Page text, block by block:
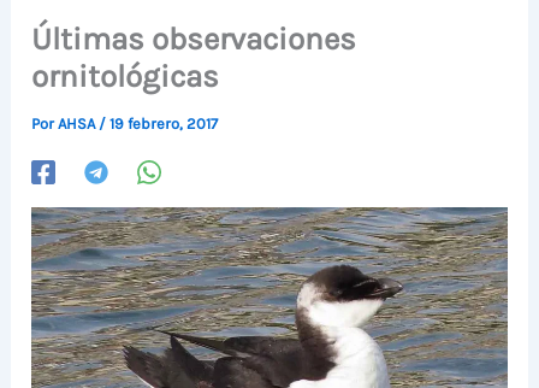
Últimas observaciones
ornitológicas
PorAHSA /19 febrero, 2017